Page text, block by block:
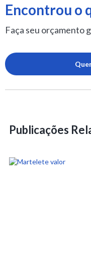
Encontrou o
Faça seu orçamento
Publicações